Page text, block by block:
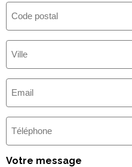
Code
postal
Ville
(Nécessaire)
E-
mail
(Nécessaire)
Téléphone
Votre message